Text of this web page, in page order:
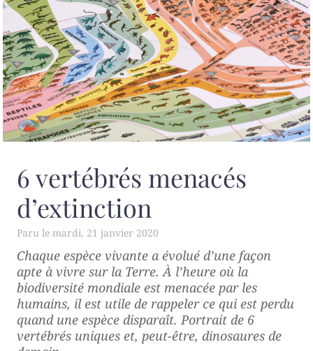
6 vertébrés menacés
d’extinction
mardi, 21 janvier 2020
Chaque espèce vivante a évolué d’une façon
apte à vivre sur la Terre. À l’heure où la
biodiversité mondiale est menacée par les
humains, il est utile de rappeler ce qui est perdu
quand une espèce disparaît. Portrait de 6
vertébrés uniques et, peut-être, dinosaures de